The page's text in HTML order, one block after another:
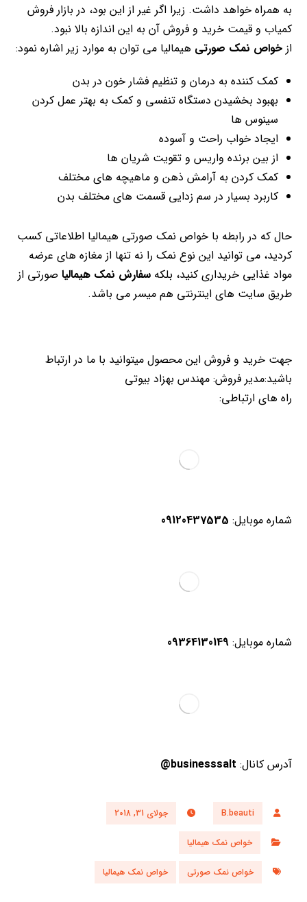
به همراه خواهد داشت. زیرا اگر غیر از این بود، در بازار فروش
کمیاب و قیمت خرید و فروش آن به این اندازه بالا نبود.
ازخواص نمک صورتی هیمالیا می توان به موارد زیر اشاره نمود:
کمک کننده به درمان و تنظیم فشار خون در بدن
بهبود بخشیدن دستگاه تنفسی و کمک به بهتر عمل کردن
سینوس ها
ایجاد خواب راحت و آسوده
از بین برنده واریس و تقویت شریان ها
کمک کردن به آرامش ذهن و ماهیچه های مختلف
کاربرد بسیار در سم زدایی قسمت های مختلف بدن
حال که در رابطه با خواص نمک صورتی هیمالیا اطلاعاتی کسب
کردید، می توانید این نوع نمک را نه تنها از مغازه های عرضه
مواد غذایی خریداری کنید، بلکهسفارش نمک هیمالیا صورتی از
طریق سایت های اینترنتی هم میسر می باشد.
جهت خرید و فروش این محصول میتوانید با ما در ارتباط
باشید:مدیر فروش: مهندس بهزاد بیوتی
راه های ارتباطی:
شماره موبایل: 09120437535
شماره موبایل:09364130149
آدرس کانال: businesssalt@
B.beauti جولای 31, 2018
خواص نمک هیمالیا
خواص نمک صورتی خواص نمک هیمالیا